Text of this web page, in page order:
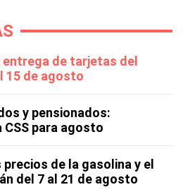
entrega de tarjetas del
15 de agosto
y pensionados:
para agosto
de la gasolina y el
del 7 al 21 de agosto